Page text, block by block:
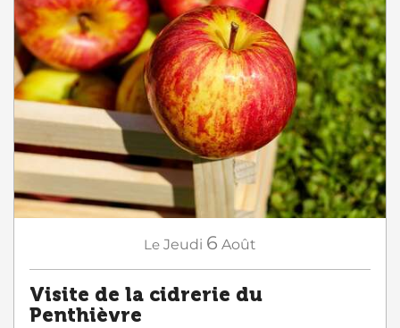
Le Jeudi 6 Août
Visite de la cidrerie du
Penthièvre